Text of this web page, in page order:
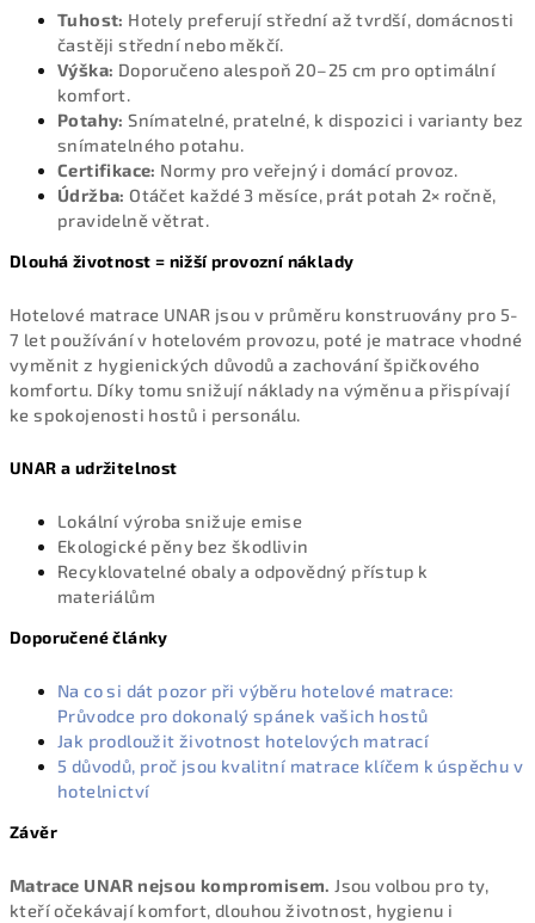
Tuhost: Hotely preferují střední až tvrdší, domácnosti
častěji střední nebo měkčí.
Výška: Doporučeno alespoň 20–25 cm pro optimální
komfort.
Potahy: Snímatelné, pratelné, k dispozici i varianty bez
snímatelného potahu.
Certifikace: Normy pro veřejný i domácí provoz.
Údržba: Otáčet každé 3 měsíce, prát potah 2× ročně,
pravidelně větrat.
Dlouhá životnost = nižší provozní náklady
Hotelové matrace UNAR jsou v průměru konstruovány pro 5-
7 let používání v hotelovém provozu, poté je matrace vhodné
vyměnit z hygienických důvodů a zachování špičkového
komfortu. Díky tomu snižují náklady na výměnu a přispívají
ke spokojenosti hostů i personálu.
UNAR a udržitelnost
Lokální výroba snižuje emise
Ekologické pěny bez škodlivin
Recyklovatelné obaly a odpovědný přístup k
materiálům
Doporučené články
Na co si dát pozor při výběru hotelové matrace:
Průvodce pro dokonalý spánek vašich hostů
Jak prodloužit životnost hotelových matrací
5 důvodů, proč jsou kvalitní matrace klíčem k úspěchu v
hotelnictví
Závěr
Matrace UNAR nejsou kompromisem. Jsou volbou pro ty,
kteří očekávají komfort, dlouhou životnost, hygienu i